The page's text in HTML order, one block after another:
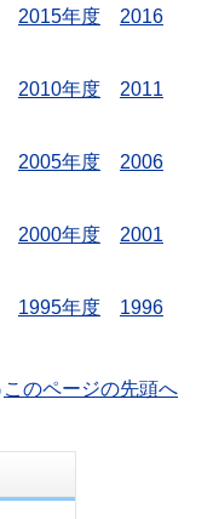
2015年度
2016
2010年度
2011
2005年度
2006
2000年度
2001
1995年度
1996
このページの先頭へ